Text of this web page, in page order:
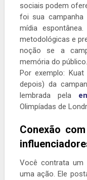
sociais podem
foi sua
mídia
metodológicas e
noção se a
memória do público.
Por exemplo:
depois) da
lembrada pela
Olimpíadas de
Conexão
Você contrata um
uma ação. Ele